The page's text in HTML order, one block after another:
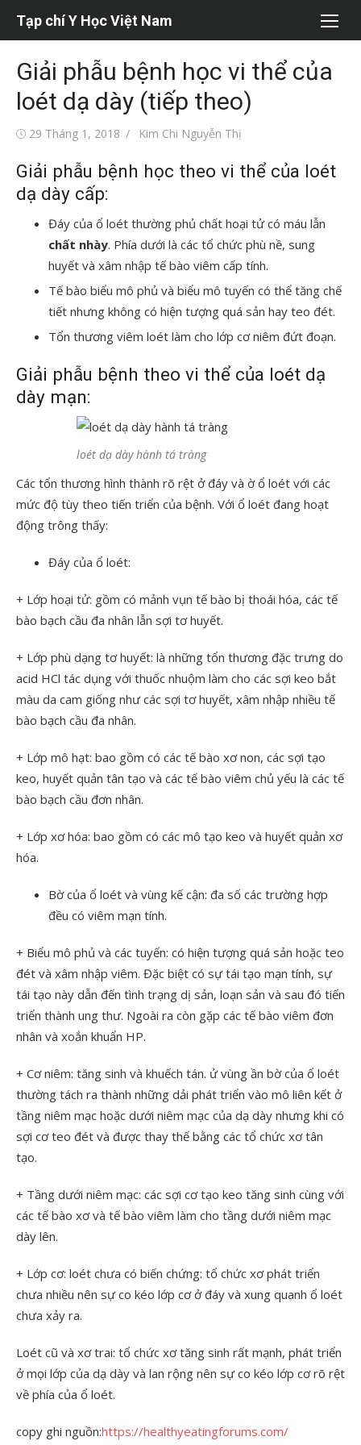
dung
Tạp chí Y Học Việt Nam
Giải phẫu bệnh học vi thể của
loét dạ dày (tiếp theo)
Đăng29 Tháng 1, 2018
Tác
Kim Chi Nguyễn Thị
Giải phẫu bệnh học theo vi thể của loét
dạ dày cấp:
Đáy của ổ loét thường phủ chất hoại tử có máu lẫn
chất nhày. Phía dưới là các tổ chức phù nề, sung
huyết và xâm nhập tế bào viêm cấp tính.
Tế bào biểu mô phủ và biểu mô tuyến có thể tăng chế
tiết nhưng không có hiện tượng quá sản hay teo đét.
Tổn thương viêm loét làm cho lớp cơ niêm đứt đoạn.
Giải phẫu bệnh theo vi thể của loét dạ
dày mạn:
loét dạ dày hành tá tràng
Các tổn thương hình thành rõ rệt ở đáy và ờ ổ loét với các
mức độ tùy theo tiến triển của bệnh. Với ổ loét đang hoạt
động trông thấy:
Đáy của ổ loét:
+ Lớp hoại tử: gồm có mảnh vụn tế bào bị thoái hóa, các tế
bào bạch cầu đa nhân lẫn sợi tơ huyết.
+ Lớp phù dạng tơ huyết: là những tổn thương đặc trưng do
acid HCl tác dụng với thuốc nhuộm làm cho các sợi keo bắt
màu da cam giống như các sợi tơ huyết, xâm nhập nhiều tế
bào bạch cầu đa nhân.
+ Lớp mô hạt: bao gồm có các tế bào xơ non, các sợi tạo
keo, huyết quản tân tạo và các tế bào viêm chủ yếu là các tế
bào bạch cầu đơn nhân.
+ Lớp xơ hóa: bao gồm có các mô tạo keo và huyết quản xơ
hóa.
Bờ của ổ loét và vùng kế cận: đa số các trường hợp
đều có viêm mạn tính.
+ Biểu mô phủ và các tuyến: có hiện tượng quá sản hoặc teo
đét và xâm nhập viêm. Đặc biệt có sự tái tạo mạn tính, sự
tái tạo này dẫn đến tình trạng dị sản, loạn sản và sau đó tiến
triển thành ung thư. Ngoài ra còn gặp các tế bào viêm đơn
nhân và xoắn khuẩn HP.
+ Cơ niêm: tăng sinh và khuếch tán. ử vùng ần bờ của ổ loét
thường tách ra thành những dải phát triển vào mô liên kết ở
tầng niêm mạc hoặc dưới niêm mạc của dạ dày nhưng khi có
sợi cơ teo đét và được thay thế bằng các tổ chức xơ tân
tạo.
+ Tầng dưới niêm mạc: các sợi cơ tạo keo tăng sinh cùng với
các tế bào xơ và tế bào viêm làm cho tầng dưới niêm mạc
dày lên.
+ Lớp cơ: loét chưa có biến chứng: tổ chức xơ phát triển
chưa nhiều nên sự co kéo lớp cơ ở đáy và xung quanh ổ loét
chưa xảy ra.
Loét cũ và xơ trai: tổ chức xơ tăng sinh rất mạnh, phát triển
ở mọi lớp của dạ dày và lan rộng nên sự co kéo lớp cơ rõ rệt
về phía của ổ loét.
copy ghi nguồn:https://healthyeatingforums.com/